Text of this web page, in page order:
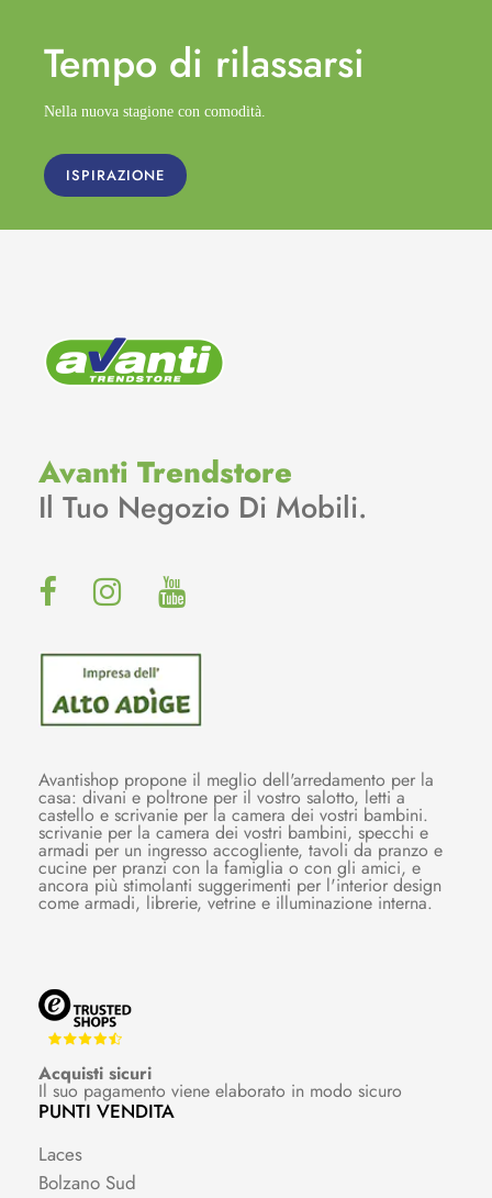
Tempo di rilassarsi
Nella nuova stagione con comodità.
ISPIRAZIONE
Avanti Trendstore
Il Tuo Negozio Di Mobili.
Avantishop propone il meglio dell'arredamento per la
casa: divani e poltrone per il vostro salotto, letti a
castello e scrivanie per la camera dei vostri bambini.
scrivanie per la camera dei vostri bambini, specchi e
armadi per un ingresso accogliente, tavoli da pranzo e
cucine per pranzi con la famiglia o con gli amici, e
ancora più stimolanti suggerimenti per l'interior design
come armadi, librerie, vetrine e illuminazione interna.
Acquisti sicuri
Il suo pagamento viene elaborato in modo sicuro
PUNTI VENDITA
Laces
Bolzano Sud